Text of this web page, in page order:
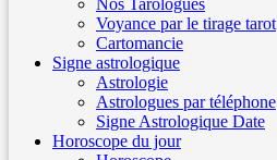
Voyance par le tirage tarot
Cartomancie
Signe astrologique
Astrologie
Astrologues par téléphone
Signe Astrologique Date
Horoscope du jour